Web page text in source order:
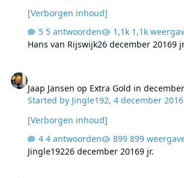
[Verborgen inhoud]
5 antwoorden
1,1k
Hans van Rijswijk26 december 20169
Jaap Jansen op Extra Gold in
Started by Jingle192,4 december 2016
[Verborgen inhoud]
4 antwoorden
899
Jingle19226 december 20169 jr.